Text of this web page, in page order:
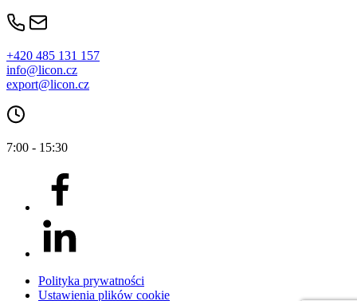
+420 485 131 157
info@licon.cz
export@licon.cz
7:00 - 15:30
Polityka prywatności
Ustawienia plików cookie